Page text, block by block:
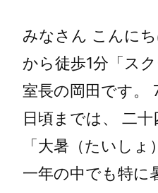
みなさん こんに
から徒歩1分「ス
室長の岡田です。
日頃までは、 二
「大暑（たいし
一年の中でも特に